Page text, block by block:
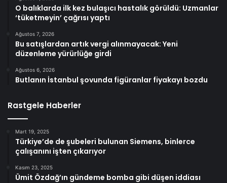
O balıklarda ilk kez bulaşıcı hastalık görüldü: Uzmanlar
‘tüketmeyin’ çağrısı yaptı
Ağustos 7, 2026
Bu satışlardan artık vergi alınmayacak: Yeni
düzenleme yürürlüğe girdi
Ağustos 6, 2026
Butlanın İstanbul şovunda figüranlar fiyakayı bozdu
Rastgele Haberler
Mart 19, 2025
Türkiye’de de şubeleri bulunan Siemens, binlerce
çalışanını işten çıkarıyor
Kasım 23, 2025
Ümit Özdağ’ın gündeme bomba gibi düşen iddiası